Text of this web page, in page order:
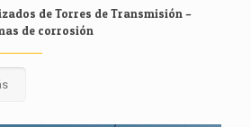
de Torres de Transmisión –
de corrosión